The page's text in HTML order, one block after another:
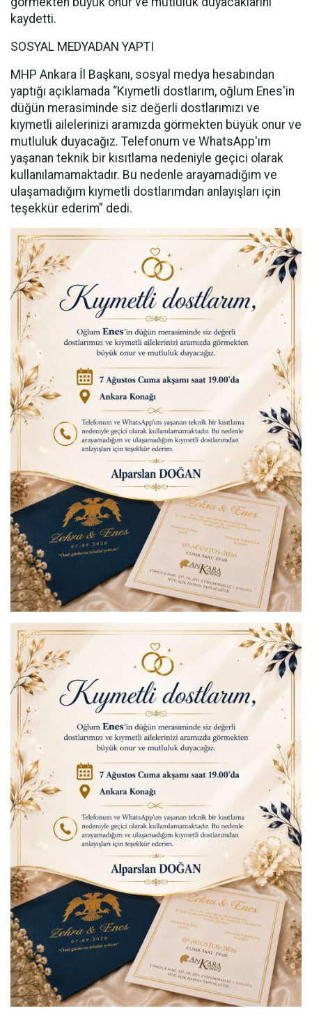
kaydetti.
SOSYAL MEDYADAN YAPTI
MHP Ankara İl Başkanı, sosyal medya hesabından
yaptığı açıklamada “Kıymetli dostlarım, oğlum Enes'in
düğün merasiminde siz değerli dostlarımızı ve
kıymetli ailelerinizi aramızda görmekten büyük onur ve
mutluluk duyacağız. Telefonum ve WhatsApp'ım
yaşanan teknik bir kısıtlama nedeniyle geçici olarak
kullanılamamaktadır. Bu nedenle arayamadığım ve
ulaşamadığım kıymetli dostlarımdan anlayışları için
teşekkür ederim” dedi.